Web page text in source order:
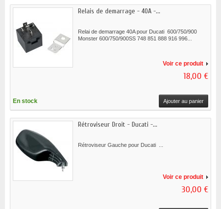
Relais de demarrage - 40A -...
Relai de demarrage 40A pour Ducati 600/750/900
Monster 600/750/900SS 748 851 888 916 996...
Voir ce produit
18,00 €
En stock Ajouter au panier
Rétroviseur Droit - Ducati -...
Rétroviseur Gauche pour Ducati ...
Voir ce produit
30,00 €